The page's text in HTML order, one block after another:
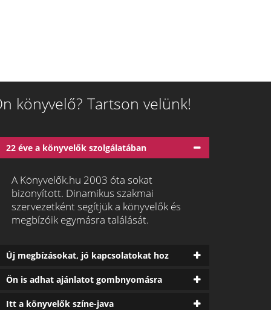
könyvelő? Tartson velünk!
22 éve a könyvelők szolgálatában
A Könyvelők.hu 2003 óta sokat
bizonyított. Dinamikus szakmai
szervezetként segítjük a könyvelők és
megbízóik egymásra találását.
Új megbízásokat, jó kapcsolatokat hoz
Ön is adhat ajánlatot gombnyomásra
Itt a könyvelők színe-java